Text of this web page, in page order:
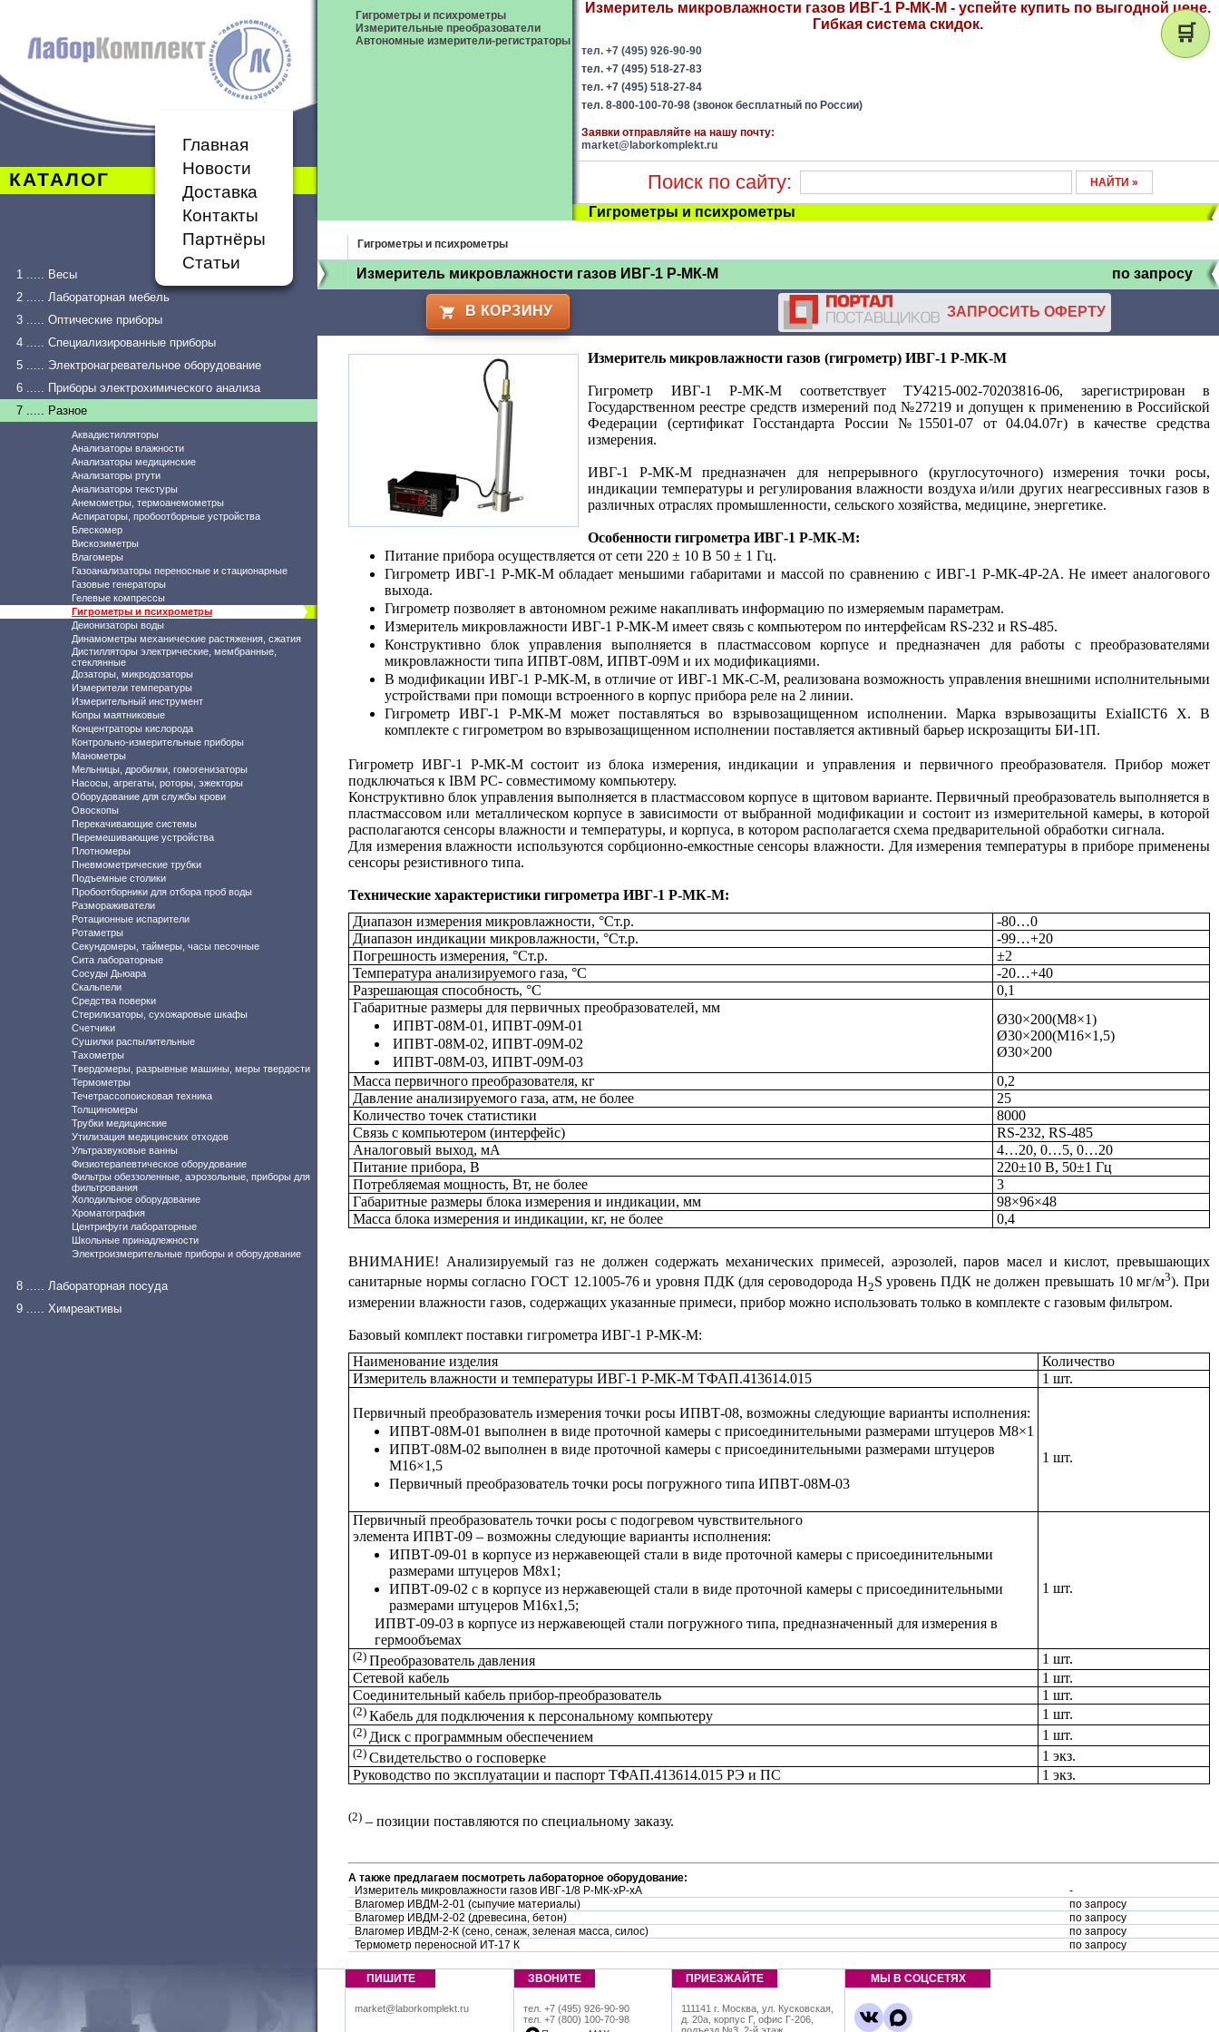
КАТАЛОГ
Главная
Новости
Доставка
Контакты
Партнёры
Статьи
1 ..... Весы
2 ..... Лабораторная мебель
3 ..... Оптические приборы
4 ..... Специализированные приборы
5 ..... Электронагревательное оборудование
6 ..... Приборы электрохимического анализа
7 ..... Разное
Аквадистилляторы
Анализаторы влажности
Анализаторы медицинские
Анализаторы ртути
Анализаторы текстуры
Анемометры, термоанемометры
Аспираторы, пробоотборные устройства
Блескомер
Вискозиметры
Влагомеры
Газоанализаторы переносные и стационарные
Газовые генераторы
Гелевые компрессы
Гигрометры и психрометры
Деионизаторы воды
Динамометры механические растяжения, сжатия
Дистилляторы электрические, мембранные,
стеклянные
Дозаторы, микродозаторы
Измерители температуры
Измерительный инструмент
Копры маятниковые
Концентраторы кислорода
Контрольно-измерительные приборы
Манометры
Мельницы, дробилки, гомогенизаторы
Насосы, агрегаты, роторы, эжекторы
Оборудование для службы крови
Овоскопы
Перекачивающие системы
Перемешивающие устройства
Плотномеры
Пневмометрические трубки
Подъемные столики
Пробоотборники для отбора проб воды
Размораживатели
Ротационные испарители
Ротаметры
Секундомеры, таймеры, часы песочные
Сита лабораторные
Сосуды Дьюара
Скальпели
Средства поверки
Стерилизаторы, сухожаровые шкафы
Счетчики
Сушилки распылительные
Тахометры
Твердомеры, разрывные машины, меры твердости
Термометры
Течетрассопоисковая техника
Толщиномеры
Трубки медицинские
Утилизация медицинских отходов
Ультразвуковые ванны
Физиотерапевтическое оборудование
Фильтры обеззоленные, аэрозольные, приборы для
фильтрования
Холодильное оборудование
Хроматография
Центрифуги лабораторные
Школьные принадлежности
Электроизмерительные приборы и оборудование
8 ..... Лабораторная посуда
9 ..... Химреактивы
Гигрометры и психрометры
Измерительные преобразователи
Автономные измерители-регистраторы
Измеритель микровлажности газов ИВГ-1 Р-МК-М - успейте купить по выгодной цене.
Гибкая система скидок.
тел. +7 (495) 926-90-90
тел. +7 (495) 518-27-83
тел. +7 (495) 518-27-84
тел. 8-800-100-70-98 (звонок бесплатный по России)
Заявки отправляйте на нашу почту:
market@laborkomplekt.ru
Поиск по сайту:
Гигрометры и психрометры
Гигрометры и психрометры
Измеритель микровлажности газов ИВГ-1 Р-МК-М по запросу
В КОРЗИНУ ЗАПРОСИТЬ ОФЕРТУ
Измеритель микровлажности газов (гигрометр) ИВГ-1 Р-МК-М
Гигрометр ИВГ-1 Р-МК-М соответствует ТУ4215-002-70203816-06, зарегистрирован в
Государственном реестре средств измерений под №27219 и допущен к применению в Российской
Федерации (сертификат Госстандарта России №15501-07 от 04.04.07г) в качестве средства
измерения.
ИВГ-1 Р-МК-М предназначен для непрерывного (круглосуточного) измерения точки росы,
индикации температуры и регулирования влажности воздуха и/или других неагрессивных газов в
различных отраслях промышленности, сельского хозяйства, медицине, энергетике.
Особенности гигрометра ИВГ-1 Р-МК-М:
Питание прибора осуществляется от сети 220 ± 10 В 50 ± 1 Гц.
Гигрометр ИВГ-1 Р-МК-М обладает меньшими габаритами и массой по сравнению с ИВГ-1 Р-МК-4Р-2А. Не имеет аналогового
выхода.
Гигрометр позволяет в автономном режиме накапливать информацию по измеряемым параметрам.
Измеритель микровлажности ИВГ-1 Р-МК-М имеет связь с компьютером по интерфейсам RS-232 и RS-485.
Конструктивно блок управления выполняется в пластмассовом корпусе и предназначен для работы с преобразователями
микровлажности типа ИПВТ-08М, ИПВТ-09М и их модификациями.
В модификации ИВГ-1 Р-МК-М, в отличие от ИВГ-1 МК-С-М, реализована возможность управления внешними исполнительными
устройствами при помощи встроенного в корпус прибора реле на 2 линии.
Гигрометр ИВГ-1 Р-МК-М может поставляться во взрывозащищенном исполнении. Марка взрывозащиты ExiaIICT6 X. В
комплекте с гигрометром во взрывозащищенном исполнении поставляется активный барьер искрозащиты БИ-1П.
Гигрометр ИВГ-1 Р-МК-М состоит из блока измерения, индикации и управления и первичного преобразователя. Прибор может
подключаться к IBM PC- совместимому компьютеру.
Конструктивно блок управления выполняется в пластмассовом корпусе в щитовом варианте. Первичный преобразователь выполняется в
пластмассовом или металлическом корпусе в зависимости от выбранной модификации и состоит из измерительной камеры, в которой
располагаются сенсоры влажности и температуры, и корпуса, в котором располагается схема предварительной обработки сигнала.
Для измерения влажности используются сорбционно-емкостные сенсоры влажности. Для измерения температуры в приборе применены
сенсоры резистивного типа.
Технические характеристики гигрометра ИВГ-1 Р-МК-М:
Диапазон измерения микровлажности, °Ст.р.
-80…0
Диапазон индикации микровлажности, °Ст.р.
-99…+20
Погрешность измерения, °Ст.р.
±2
Температура анализируемого газа, °С
-20…+40
Разрешающая способность, °С
0,1
Габаритные размеры для первичных преобразователей, мм
ИПВТ-08М-01, ИПВТ-09М-01
ИПВТ-08М-02, ИПВТ-09М-02
ИПВТ-08М-03, ИПВТ-09М-03
Ø30×200(М8×1)
Ø30×200(М16×1,5)
Ø30×200
Масса первичного преобразователя, кг
0,2
Давление анализируемого газа, атм, не более
25
Количество точек статистики
8000
Связь с компьютером (интерфейс)
RS-232, RS-485
Аналоговый выход, мА
4…20, 0…5, 0…20
Питание прибора, В
220±10 В, 50±1 Гц
Потребляемая мощность, Вт, не более
3
Габаритные размеры блока измерения и индикации, мм
98×96×48
Масса блока измерения и индикации, кг, не более
0,4
ВНИМАНИЕ! Анализируемый газ не должен содержать механических примесей, аэрозолей, паров масел и кислот, превышающих
санитарные нормы согласно ГОСТ 12.1005-76 и уровня ПДК (для сероводорода Н2S уровень ПДК не должен превышать 10 мг/м3). При
измерении влажности газов, содержащих указанные примеси, прибор можно использовать только в комплекте с газовым фильтром.
Базовый комплект поставки гигрометра ИВГ-1 Р-МК-М:
Наименование изделия
Количество
Измеритель влажности и температуры ИВГ-1 Р-МК-М ТФАП.413614.015
1 шт.
Первичный преобразователь измерения точки росы ИПВТ-08, возможны следующие варианты исполнения:
ИПВТ-08М-01 выполнен в виде проточной камеры с присоединительными размерами штуцеров М8×1
ИПВТ-08М-02 выполнен в виде проточной камеры с присоединительными размерами штуцеров
М16×1,5
Первичный преобразователь точки росы погружного типа ИПВТ-08М-03
1 шт.
Первичный преобразователь точки росы с подогревом чувствительного
элемента ИПВТ-09 – возможны следующие варианты исполнения:
ИПВТ-09-01 в корпусе из нержавеющей стали в виде проточной камеры с присоединительными
размерами штуцеров М8х1;
ИПВТ-09-02 с в корпусе из нержавеющей стали в виде проточной камеры с присоединительными
размерами штуцеров М16х1,5;
ИПВТ-09-03 в корпусе из нержавеющей стали погружного типа, предназначенный для измерения в
гермообъемах
1 шт.
(2) Преобразователь давления
1 шт.
Сетевой кабель
1 шт.
Соединительный кабель прибор-преобразователь
1 шт.
(2) Кабель для подключения к персональному компьютеру 1 шт.
(2) Диск с программным обеспечением 1 шт.
(2) Свидетельство о госповерке
1 экз.
Руководство по эксплуатации и паспорт ТФАП.413614.015 РЭ и ПС
1 экз.
(2) – позиции поставляются по специальному заказу.
А также предлагаем посмотреть лабораторное оборудование:
Измеритель микровлажности газов ИВГ-1/8 Р-МК-хР-хА
-
Влагомер ИВДМ-2-01 (сыпучие материалы)
по запросу
Влагомер ИВДМ-2-02 (древесина, бетон)
по запросу
Влагомер ИВДМ-2-К (сено, сенаж, зеленая масса, силос)
по запросу
Термометр переносной ИТ-17 К
по запросу
ПИШИТЕ
market@laborkomplekt.ru
ЗВОНИТЕ
тел. +7 (495) 926-90-90
тел. +7 (800) 100-70-98
ПРИЕЗЖАЙТЕ
111141 г. Москва, ул. Кусковская,
д. 20а, корпус Г, офис Г-206,
МЫ В СОЦСЕТЯХ
🛒